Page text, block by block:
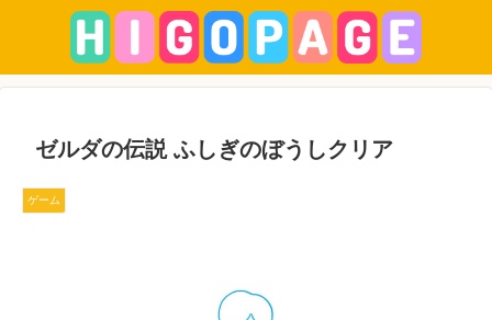
ゼルダの伝説 ふしぎのぼうしクリア
ゲーム